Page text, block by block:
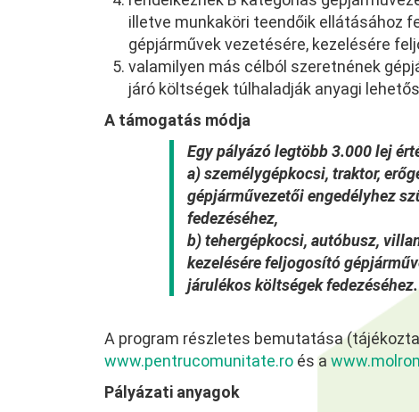
illetve munkaköri teendőik ellátásához
gépjárművek vezetésére, kezelésére
valamilyen más célból szeretnének
járó költségek túlhaladják anyagi
A támogatás módja
Egy pályázó legtöbb 3.000 lej
a) személygépkocsi, traktor,
gépjárművezetői engedélyhez
fedezéséhez,
b) tehergépkocsi, autóbusz,
kezelésére feljogosító
járulékos költségek fedezéséhez.
A program részletes bemutatása
www.pentrucomunitate.ro és a
Pályázati anyagok